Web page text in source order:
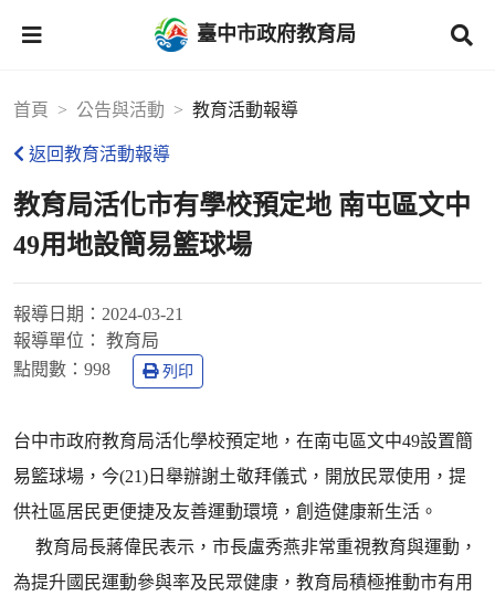
臺中市政府教育局
首頁 公告與活動 教育活動報導
返回教育活動報導
教育局活化市有學校預定地 南屯區文中
49用地設簡易籃球場
報導日期： 2024-03-21
報導單位：
教育局
點閱數： 998 列印
台中市政府教育局活化學校預定地，在南屯區文中49設置簡
易籃球場，今(21)日舉辦謝土敬拜儀式，開放民眾使用，提
供社區居民更便捷及友善運動環境，創造健康新生活。
教育局長蔣偉民表示，市長盧秀燕非常重視教育與運動，
為提升國民運動參與率及民眾健康，教育局積極推動市有用